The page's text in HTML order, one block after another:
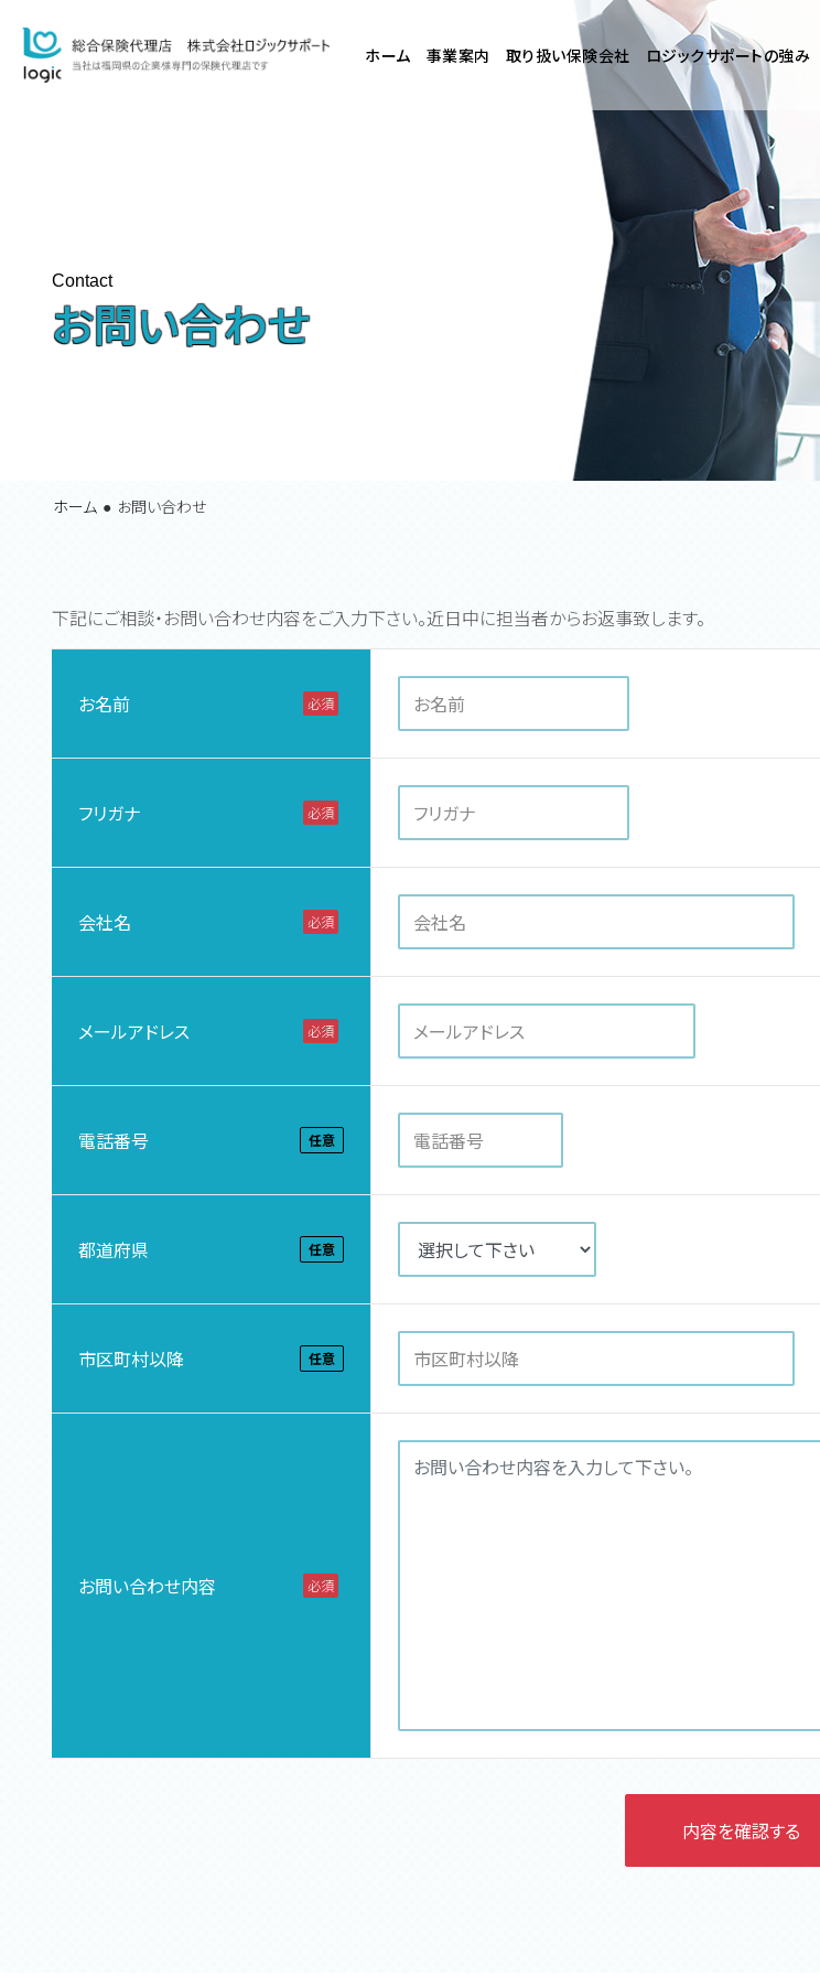
ホーム 事業案内 取り扱い保険会社 ロジックサポートの強み
Contact
お問い合わせ
ホーム お問い合わせ
下記にご相談・お問い合わせ内容をご入力下さい。近日中に担当者からお返事致します。
お名前 必須
フリガナ 必須
会社名 必須
メールアドレス 必須
電話番号 任意
都道府県 任意
市区町村以降 任意
お問い合わせ内容 必須
内容を確認する